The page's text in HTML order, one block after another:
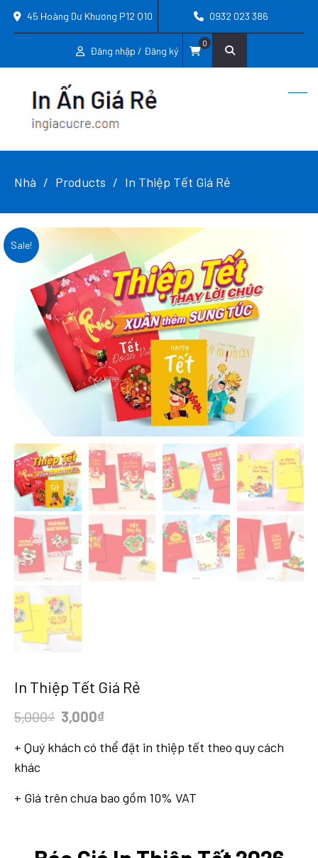
45 Hoàng Dư Khương P12 Q10 0932 023 386
Đăng nhập / Đăng ký
0
Nhà Products In Thiệp Tết Giá Rẻ
Sale!
In Thiệp Tết Giá Rẻ
5,000₫ Original
was:
3,000₫Current
is:
+ Quý khách có thể đặt in thiệp tết theo quy cách
khác
+ Giá trên chưa bao gồm 10% VAT